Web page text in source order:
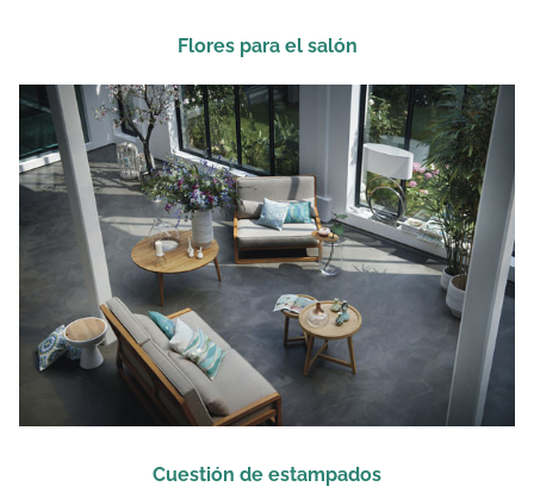
Flores para el salón
Cuestión de estampados